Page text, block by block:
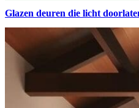
Glazen deuren die licht